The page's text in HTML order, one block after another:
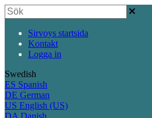
Sirvoys startsida
Kontakt
Logga in
Swedish
ES Spanish
DE German
US English (US)
DA Danish